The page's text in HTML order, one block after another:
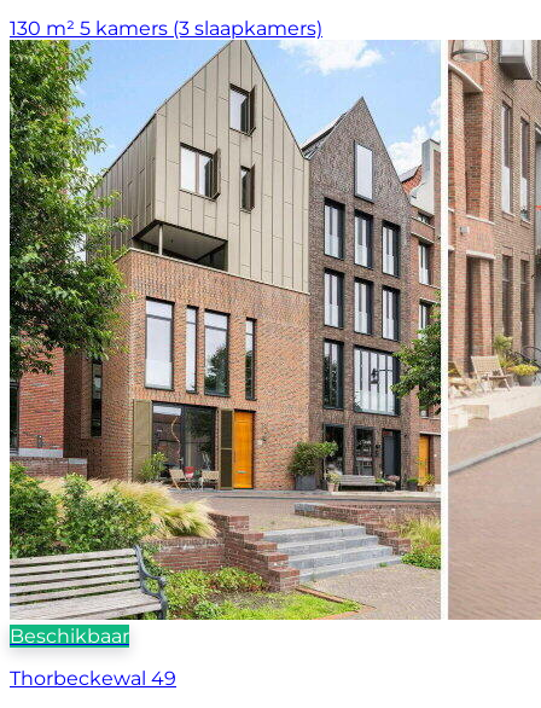
130 m² 5 kamers (3 slaapkamers)
Beschikbaar
Thorbeckewal 49